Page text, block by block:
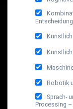
Robotik
Sprach-
Processing –